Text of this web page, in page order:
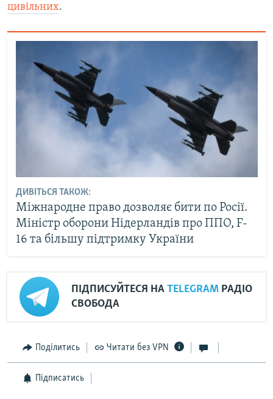
цивільних.
ДИВІТЬСЯ ТАКОЖ:
Міжнародне право дозволяє бити по Росії.
Міністр оборони Нідерландів про ППО, F-
16 та більшу підтримку України
ПІДПИСУЙТЕСЯ НА TELEGRAM РАДІО
СВОБОДА
Поділитись Читати без VPN
Підписатись